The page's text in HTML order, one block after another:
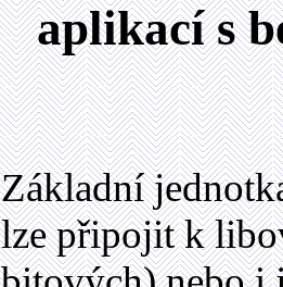
aplikací s
Základní
lze připojit k